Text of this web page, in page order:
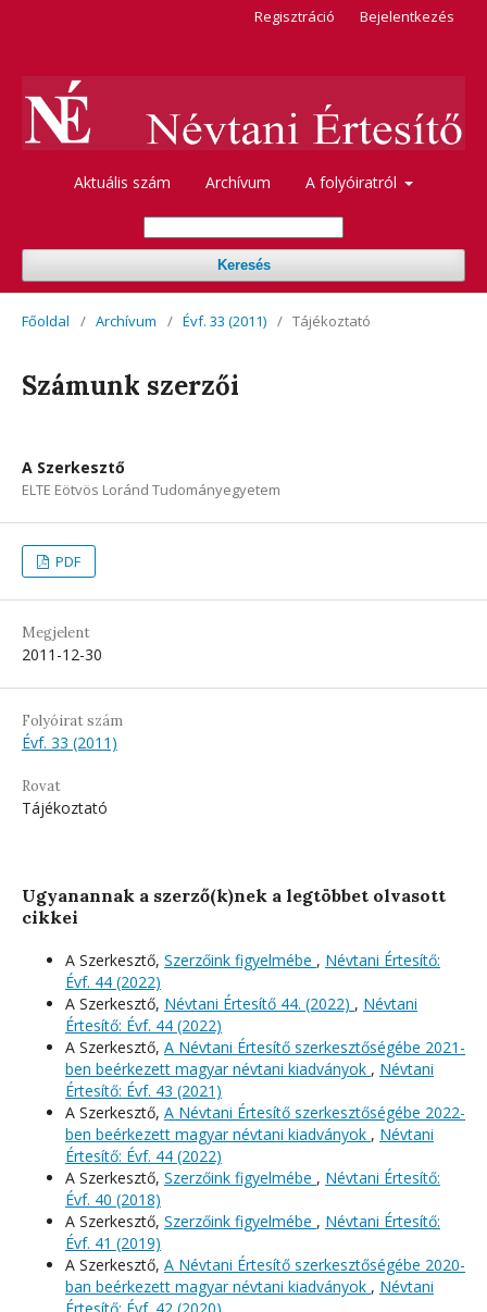
Aktuális szám Archívum A folyóiratról
Keresés
Regisztráció Bejelentkezés
Főoldal / Archívum / Évf. 33 (2011) / Tájékoztató
Számunk szerzői
A Szerkesztő
ELTE Eötvös Loránd Tudományegyetem
PDF
Megjelent
2011-12-30
Folyóirat szám
Évf. 33 (2011)
Rovat
Tájékoztató
Ugyanannak a szerző(k)nek a legtöbbet olvasott
cikkei
A Szerkesztő, Szerzőink figyelmébe , Névtani Értesítő:
Évf. 44 (2022)
A Szerkesztő, Névtani Értesítő 44. (2022) , Névtani
Értesítő: Évf. 44 (2022)
A Szerkesztő, A Névtani Értesítő szerkesztőségébe 2021-
ben beérkezett magyar névtani kiadványok , Névtani
Értesítő: Évf. 43 (2021)
A Szerkesztő, A Névtani Értesítő szerkesztőségébe 2022-
ben beérkezett magyar névtani kiadványok , Névtani
Értesítő: Évf. 44 (2022)
A Szerkesztő, Szerzőink figyelmébe , Névtani Értesítő:
Évf. 40 (2018)
A Szerkesztő, Szerzőink figyelmébe , Névtani Értesítő:
Évf. 41 (2019)
A Szerkesztő, A Névtani Értesítő szerkesztőségébe 2020-
ban beérkezett magyar névtani kiadványok , Névtani
Értesítő: Évf. 42 (2020)